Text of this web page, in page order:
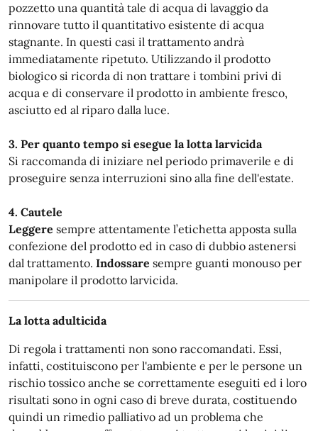
pozzetto una quantità tale di acqua di lavaggio da
rinnovare tutto il quantitativo esistente di acqua
stagnante. In questi casi il trattamento andrà
immediatamente ripetuto. Utilizzando il prodotto
biologico si ricorda di non trattare i tombini privi di
acqua e di conservare il prodotto in ambiente fresco,
asciutto ed al riparo dalla luce.
3. Per quanto tempo si esegue la lotta larvicida
Si raccomanda di iniziare nel periodo primaverile e di
proseguire senza interruzioni sino alla fine dell'estate.
4. Cautele
Leggere sempre attentamente l’etichetta apposta sulla
confezione del prodotto ed in caso di dubbio astenersi
dal trattamento. Indossare sempre guanti monouso per
manipolare il prodotto larvicida.
La lotta adulticida
Di regola i trattamenti non sono raccomandati. Essi,
infatti, costituiscono per l'ambiente e per le persone un
rischio tossico anche se correttamente eseguiti ed i loro
risultati sono in ogni caso di breve durata, costituendo
quindi un rimedio palliativo ad un problema che